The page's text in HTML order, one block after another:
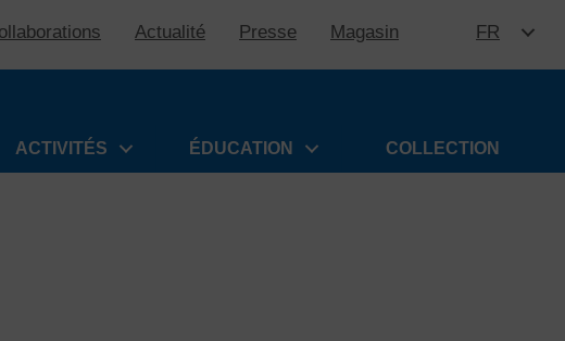
Actualité Presse Magasin FR
ACTIVITÉS ÉDUCATION COLLECTION